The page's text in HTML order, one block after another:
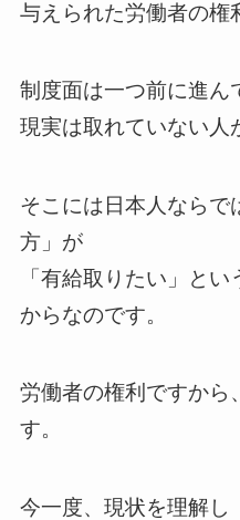
与えられた労働者の権
制度面は一つ前に進ん
現実は取れていない人
そこには日本人ならで
方」が
「有給取りたい」と
からなのです。
労働者の権利ですから
す。
今一度、現状を理解し